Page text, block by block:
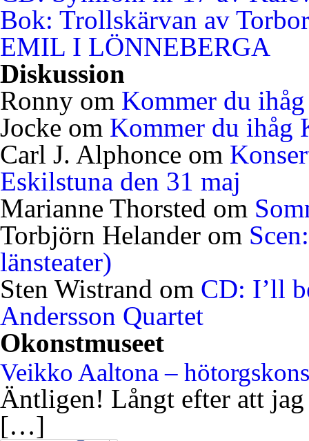
Bok: Trollskärvan av
EMIL I LÖNNEBERGA
Diskussion
Ronny om Kommer du
Jocke om Kommer du ihåg
Carl J. Alphonce om
Eskilstuna den 31 maj
Marianne Thorsted om
Torbjörn Helander om
länsteater)
Sten Wistrand om CD: I’ll
Andersson Quartet
Okonstmuseet
Veikko Aaltona –
Äntligen! Långt efter att
[…]